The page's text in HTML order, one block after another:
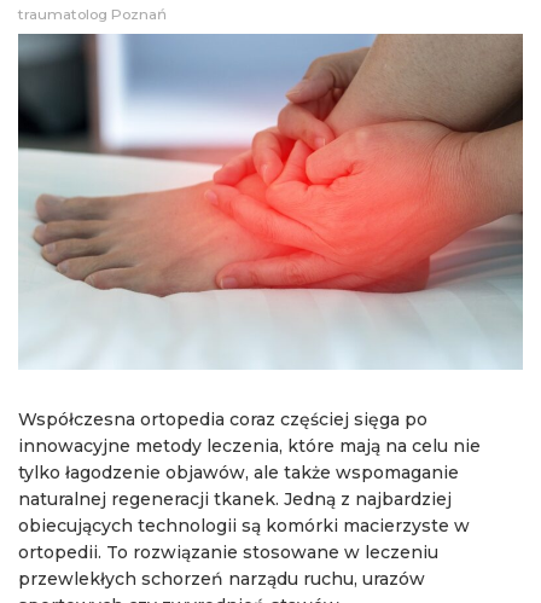
traumatolog Poznań
Współczesna ortopedia coraz częściej sięga po
innowacyjne metody leczenia, które mają na celu nie
tylko łagodzenie objawów, ale także wspomaganie
naturalnej regeneracji tkanek. Jedną z najbardziej
obiecujących technologii są komórki macierzyste w
ortopedii. To rozwiązanie stosowane w leczeniu
przewlekłych schorzeń narządu ruchu, urazów